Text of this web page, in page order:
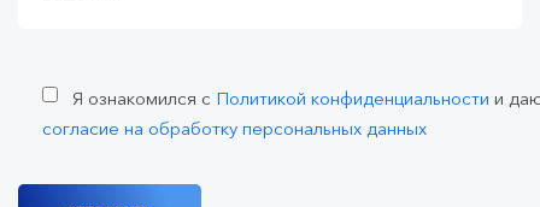
Я ознакомился с Политикой конфиденциальности и
согласие на обработку персональных данных